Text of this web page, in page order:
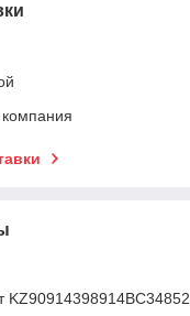
KZ90914398914ВС34852